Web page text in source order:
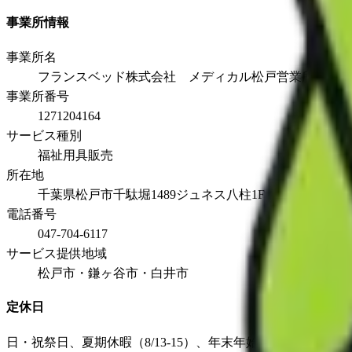
事業所情報
事業所名
フランスベッド株式会社 メディカル松戸営業所
事業所番号
1271204164
サービス種別
福祉用具販売
所在地
千葉県松戸市千駄堀1489ジュネス八柱1F
電話番号
047-704-6117
サービス提供地域
松戸市・鎌ヶ谷市・白井市
定休日
日・祝祭日、夏期休暇（8/13-15）、年末年始休暇（12/31-1/3